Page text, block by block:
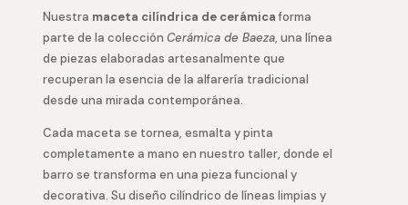
Nuestra maceta cilíndrica de cerámicaforma
parte de la colección Cerámica de Baeza, una línea
de piezas elaboradas artesanalmente que
recuperan la esencia de la alfarería tradicional
desde una mirada contemporánea.
Cada maceta se tornea, esmalta y pinta
completamente a mano en nuestro taller, donde el
barro se transforma en una pieza funcional y
decorativa. Su diseño cilíndrico de líneas limpias y